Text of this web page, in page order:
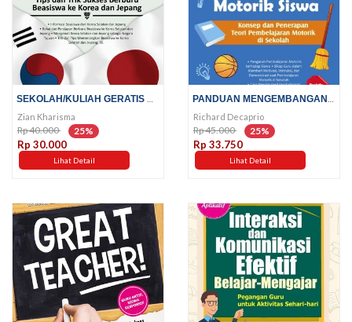
SEKOLAH/KULIAH GERATIS KE KOREA...
Zian Kharisma
Rp 40.000 25%
Rp 30.000
Lihat Detail
PANDUAN MENGEMBANGAN KECERDASAN...
Richard Decaprio
Rp 45.000 25%
Rp 33.750
Lihat Detail